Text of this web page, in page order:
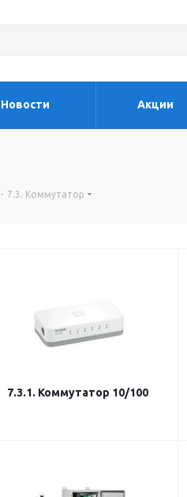
Новости Акции
- 7.3. Коммутатор
7.3.1. Коммутатор 10/100